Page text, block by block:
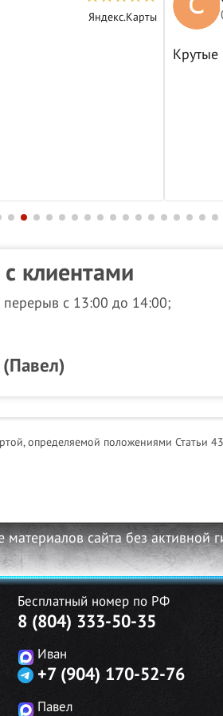
Яндекс.Карты
Крутые
клиентами
перерыв с 13:00 до 14:00;
(Павел)
определяемой положениями Статьи
сайта без активной
Бесплатный номер по РФ
8 (804) 333-50-35
Иван
+7 (904) 170-52-76
Павел